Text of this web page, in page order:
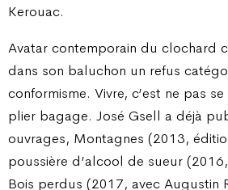
Kerouac.
Avatar contemporain du clochard
dans son baluchon un refus
conformisme. Vivre, c’est ne pas
plier bagage. José Gsell a déjà
ouvrages, Montagnes (2013,
poussière d’alcool de sueur
Bois perdus (2017, avec Augustin